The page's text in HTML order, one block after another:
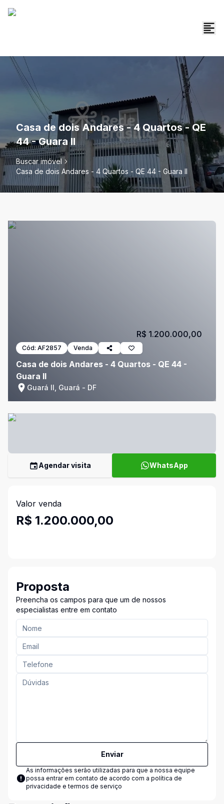
Casa de dois Andares - 4 Quartos - QE
44 - Guara II
Buscar imóvel
Casa de dois Andares - 4 Quartos - QE 44 - Guara II
Cód: AF2857 Venda
Casa de dois Andares - 4 Quartos - QE 44 -
Guara II
Guará II, Guará - DF
R$ 1.200.000,00
Agendar visita WhatsApp
Valor venda
R$ 1.200.000,00
Proposta
Preencha os campos para que um de nossos
especialistas entre em contato
Enviar
As informações serão utilizadas para que a nossa equipe
possa entrar em contato de acordo com a política de
privacidade e termos de serviço